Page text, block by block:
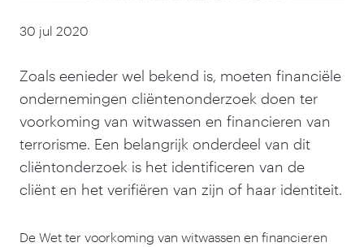
30 jul 2020
Zoals eenieder wel bekend is, moeten financiële
ondernemingen cliëntenonderzoek doen ter
voorkoming van witwassen en financieren van
terrorisme. Een belangrijk onderdeel van dit
cliëntonderzoek is het identificeren van de
cliënt en het verifiëren van zijn of haar identiteit.
De Wet ter voorkoming van witwassen en financieren